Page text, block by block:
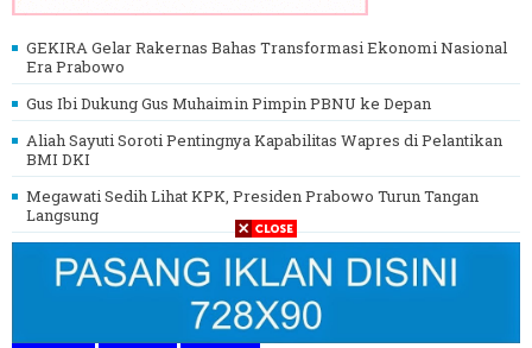
GEKIRA Gelar Rakernas Bahas Transformasi Ekonomi Nasional
Era Prabowo
Gus Ibi Dukung Gus Muhaimin Pimpin PBNU ke Depan
Aliah Sayuti Soroti Pentingnya Kapabilitas Wapres di Pelantikan
BMI DKI
Megawati Sedih Lihat KPK, Presiden Prabowo Turun Tangan
Langsung
Prabowo Beri Amnesti Hasto, DPR Setujui 1.116 Terpidana
Dibebaskan
LABELS